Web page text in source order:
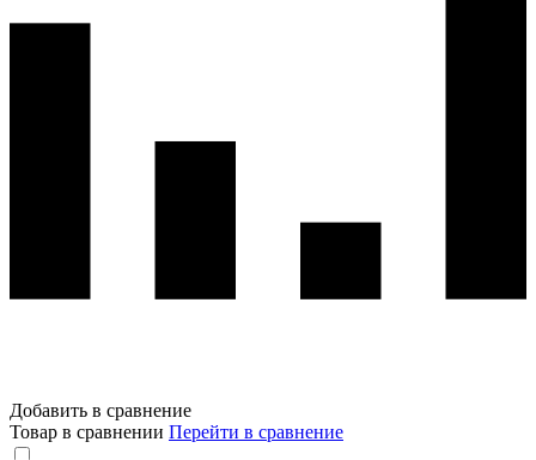
Добавить в сравнение
Товар в сравнении Перейти в сравнение